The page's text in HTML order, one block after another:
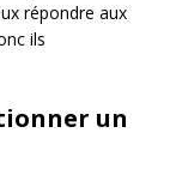
répondre aux
ils
un